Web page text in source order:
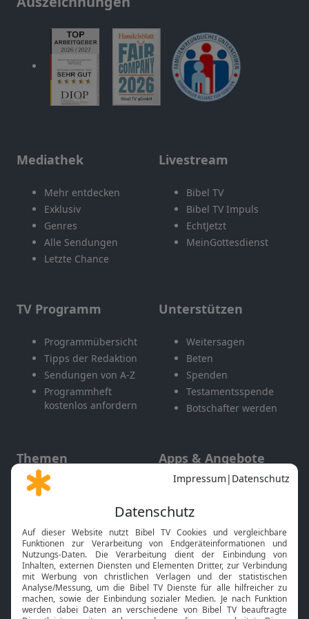
Mediathek
Mehr entdecken
Exklusiv
Genres
Alle Sendungen
Letzte Chance
Livestream
Bibel TV
Bibel TV Impuls
EchtJetzt
MeinGottesdienst
TV Programm
Programmübersicht
Tipps der Redaktion
Sendungen von A-Z
Programmheft
kostenlos anfordern
Unterstützen
Weitersagen
Beten
Spenden
Testamentsspende
Botschafter werden
Themen
Gott und Bibel erklärt
Neuigkeiten
Apps & Angebote
Mobile App
Smart TV
HbbTV
Bibelthek Online-Bibel
Nächster Gottesdienst